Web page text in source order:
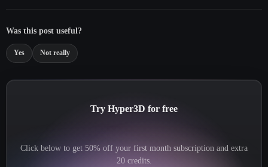
Was this post useful?
Yes Not really
Try Hyper3D for free
Click below to get 50% off your first month subscription and extra
20 credits.